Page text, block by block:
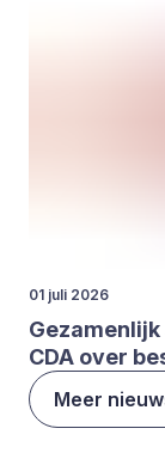
01 juli 2026
CDA over
Meer